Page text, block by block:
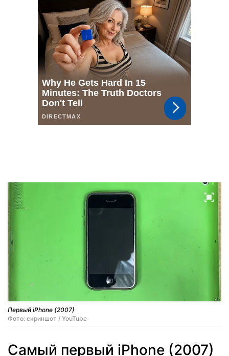
Первый iPhone (2007)
Фото: скриншот / YouTube
Самый первый iPhone (2007)